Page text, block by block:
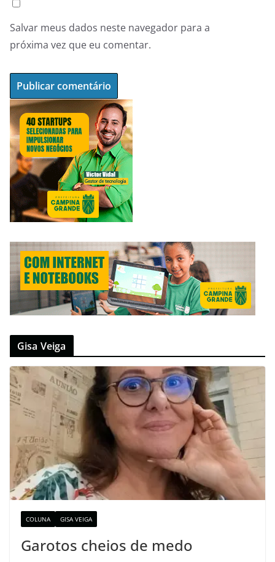
Salvar meus dados neste navegador para a
próxima vez que eu comentar.
Gisa Veiga
COLUNA GISA VEIGA
Garotos cheios de medo